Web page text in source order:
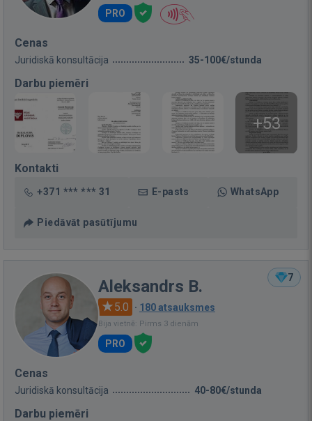
PRO
Cenas
Juridiskā konsultācija 35-100€/stunda
Darbu piemēri
+53
Kontakti
+371 *** *** 31 E-pasts WhatsApp
Piedāvāt pasūtījumu
7
Aleksandrs B.
5.0 · 180 atsauksmes
Bija vietnē: Pirms 3 dienām
PRO
Cenas
Juridiskā konsultācija 40-80€/stunda
Darbu piemēri